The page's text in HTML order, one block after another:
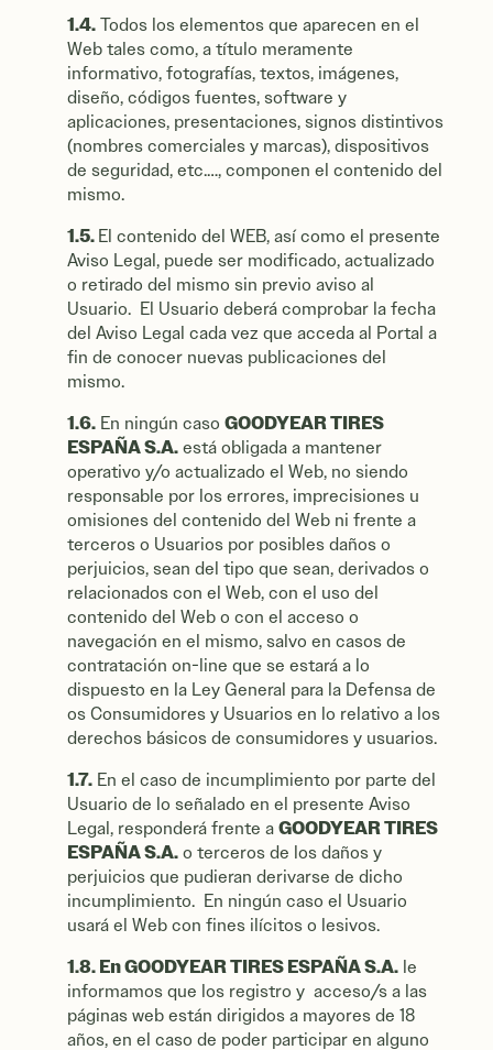
1.4. Todos los elementos que aparecen en el
Web tales como, a título meramente
informativo, fotografías, textos, imágenes,
diseño, códigos fuentes, software y
aplicaciones, presentaciones, signos distintivos
(nombres comerciales y marcas), dispositivos
de seguridad, etc.…, componen el contenido del
mismo.
1.5. El contenido del WEB, así como el presente
Aviso Legal, puede ser modificado, actualizado
o retirado del mismo sin previo aviso al
Usuario. El Usuario deberá comprobar la fecha
del Aviso Legal cada vez que acceda al Portal a
fin de conocer nuevas publicaciones del
mismo.
1.6. En ningún caso GOODYEAR TIRES
ESPAÑA S.A. está obligada a mantener
operativo y/o actualizado el Web, no siendo
responsable por los errores, imprecisiones u
omisiones del contenido del Web ni frente a
terceros o Usuarios por posibles daños o
perjuicios, sean del tipo que sean, derivados o
relacionados con el Web, con el uso del
contenido del Web o con el acceso o
navegación en el mismo, salvo en casos de
contratación on-line que se estará a lo
dispuesto en la Ley General para la Defensa de
os Consumidores y Usuarios en lo relativo a los
derechos básicos de consumidores y usuarios.
1.7. En el caso de incumplimiento por parte del
Usuario de lo señalado en el presente Aviso
Legal, responderá frente a GOODYEAR TIRES
ESPAÑA S.A. o terceros de los daños y
perjuicios que pudieran derivarse de dicho
incumplimiento. En ningún caso el Usuario
usará el Web con fines ilícitos o lesivos.
1.8. En GOODYEAR TIRES ESPAÑA S.A. le
informamos que los registro y acceso/s a las
páginas web están dirigidos a mayores de 18
años, en el caso de poder participar en alguno